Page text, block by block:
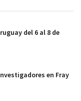
del 6 al 8 de
en Fray